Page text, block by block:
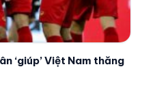
‘giúp’ Việt Nam thăng